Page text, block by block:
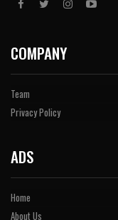
COMPANY
Team
Privacy Policy
ADS
Home
About Us